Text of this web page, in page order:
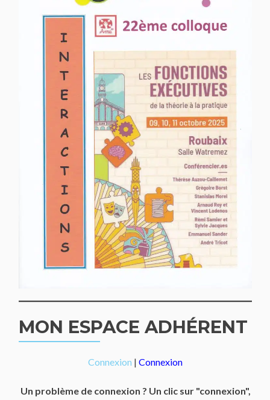
MON ESPACE ADHÉRENT
Connexion | Connexion
Un problème de connexion ? Un clic sur "connexion",